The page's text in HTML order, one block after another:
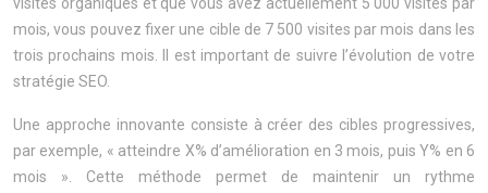
mois, vous pouvez fixer une cible de 7 500 visites par mois dans les
trois prochains mois. Il est important de suivre l’évolution de votre
stratégie SEO.
Une approche innovante consiste à créer des cibles progressives,
par exemple, « atteindre X% d’amélioration en 3 mois, puis Y% en 6
mois ». Cette méthode permet de maintenir un rythme